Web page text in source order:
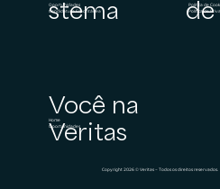
stema
Oportunidades
Candidatura Espontânea
Copyright 2026 © Veritas – Todos os direitos reservados.
de
Política de
Política de
Você na
Veritas
Home
Oportunidades